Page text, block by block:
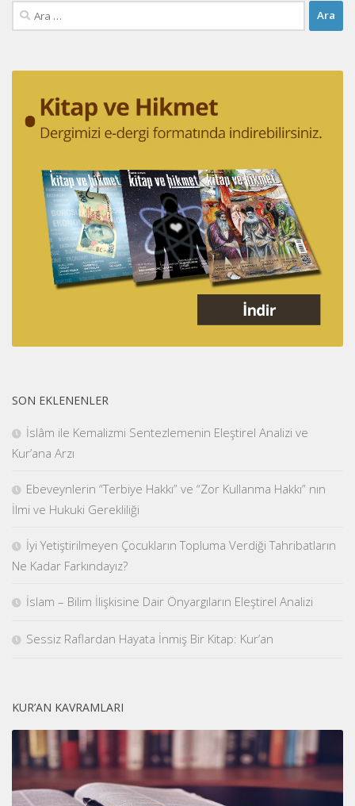
Arama:
SON EKLENENLER
İslâm ile Kemalizmi Sentezlemenin Eleştirel Analizi ve
Kur’ana Arzı
Ebeveynlerin “Terbiye Hakkı” ve “Zor Kullanma Hakkı” nın
İlmi ve Hukuki Gerekliliği
İyi Yetiştirilmeyen Çocukların Topluma Verdiği Tahribatların
Ne Kadar Farkındayız?
İslam – Bilim İlişkisine Dair Önyargıların Eleştirel Analizi
Sessiz Raflardan Hayata İnmiş Bir Kitap: Kur’an
KUR’AN KAVRAMLARI